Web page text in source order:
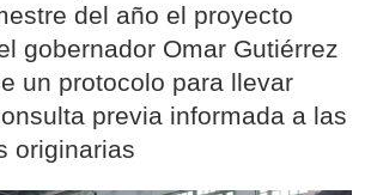
del año el proyecto
gobernador Omar Gutiérrez
un protocolo para llevar
previa informada a las
originarias